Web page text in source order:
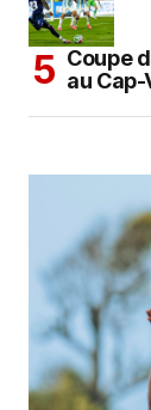
Coupe
au